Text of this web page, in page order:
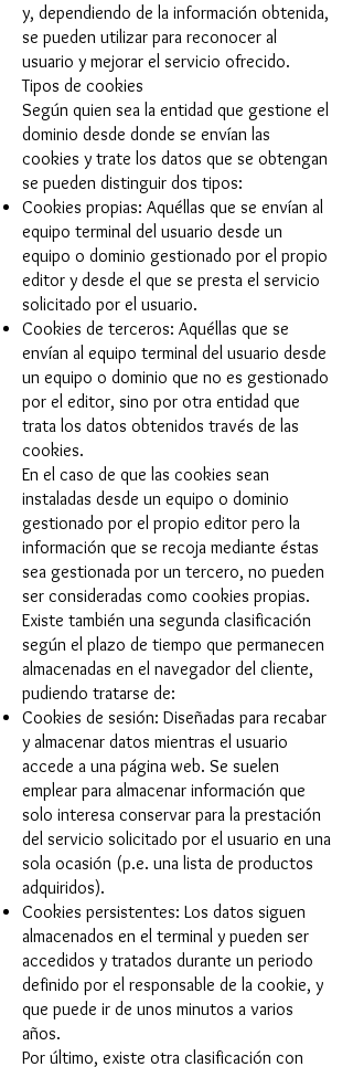
y, dependiendo de la información obtenida,
se pueden utilizar para reconocer al
usuario y mejorar el servicio ofrecido.
Tipos de cookies
Según quien sea la entidad que gestione el
dominio desde donde se envían las
cookies y trate los datos que se obtengan
se pueden distinguir dos tipos:
Cookies propias: Aquéllas que se envían al
equipo terminal del usuario desde un
equipo o dominio gestionado por el propio
editor y desde el que se presta el servicio
solicitado por el usuario.
Cookies de terceros: Aquéllas que se
envían al equipo terminal del usuario desde
un equipo o dominio que no es gestionado
por el editor, sino por otra entidad que
trata los datos obtenidos través de las
cookies.
En el caso de que las cookies sean
instaladas desde un equipo o dominio
gestionado por el propio editor pero la
información que se recoja mediante éstas
sea gestionada por un tercero, no pueden
ser consideradas como cookies propias.
Existe también una segunda clasificación
según el plazo de tiempo que permanecen
almacenadas en el navegador del cliente,
pudiendo tratarse de:
Cookies de sesión: Diseñadas para recabar
y almacenar datos mientras el usuario
accede a una página web. Se suelen
emplear para almacenar información que
solo interesa conservar para la prestación
del servicio solicitado por el usuario en una
sola ocasión (p.e. una lista de productos
adquiridos).
Cookies persistentes: Los datos siguen
almacenados en el terminal y pueden ser
accedidos y tratados durante un periodo
definido por el responsable de la cookie, y
que puede ir de unos minutos a varios
años.
Por último, existe otra clasificación con